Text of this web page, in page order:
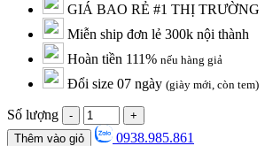
GIÁ BAO RẺ #1 THỊ TRƯỜNG
Miễn ship đơn lẻ 300k nội thành
Hoàn tiền 111% nếu hàng giả
Đổi size 07 ngày (giày mới, còn tem)
Số lượng -
+
Thêm vào giỏ
0938.985.861